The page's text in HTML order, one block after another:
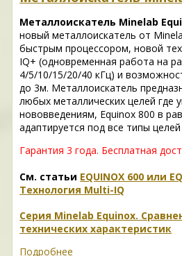
Металлоискатель Minelab
новый металлоискатель от
быстрым процессором, новой
IQ+ (одновременная работа на
4/5/10/15/20/40 кГц) и
до 3м. Металлоискатель
любых металлических целей где
нововведениям, Equinox 800 в
адаптируется под все типы
Гарантия 3 года. Бесплатная
См. статьи EQUINOX 600 или
Технология Multi-IQ
Серия Minelab Equinox.
технических характеристик
Подробнее